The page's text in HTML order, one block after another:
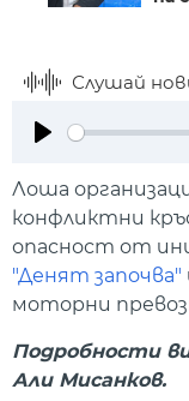
Слушай
Лоша
конфликтни
опасност от
"Денят започва"
моторни
Подробности
Али Мисанков.